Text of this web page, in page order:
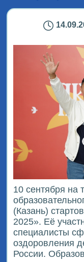
10 сентября на
(Казань)
2025». Её
специалисты
оздоровления
России.